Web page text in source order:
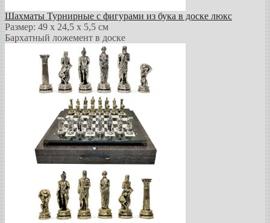
Шахматы Турнирные с фигурами из бука в доске люкс
Размер: 49 х 24,5 х 5,5 см
Бархатный ложемент в доске